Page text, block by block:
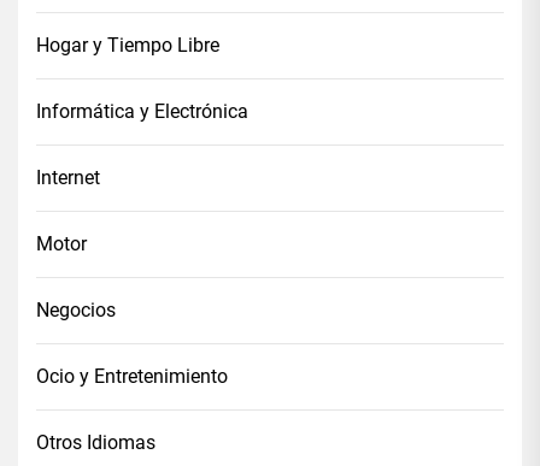
Hogar y Tiempo Libre
Informática y Electrónica
Internet
Motor
Negocios
Ocio y Entretenimiento
Otros Idiomas